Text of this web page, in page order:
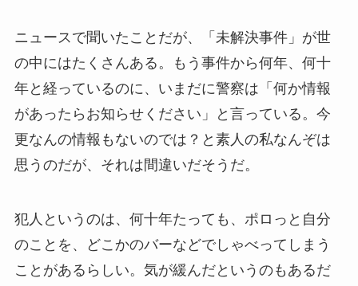
ニュースで聞いたことだが、「未解決事件」が世
の中にはたくさんある。もう事件から何年、何十
年と経っているのに、いまだに警察は「何か情報
があったらお知らせください」と言っている。今
更なんの情報もないのでは？と素人の私なんぞは
思うのだが、それは間違いだそうだ。
犯人というのは、何十年たっても、ポロっと自分
のことを、どこかのバーなどでしゃべってしまう
ことがあるらしい。気が緩んだというのもあるだ